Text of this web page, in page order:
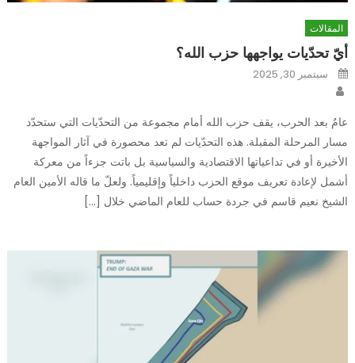
المقالات
أيّ تحدّيات يواجهها حزب الله؟
Posted
onسبتمبر 30, 2025
عامٌ بعد الحرب، يقف حزب الله أمام مجموعة من التحدّيات التي ستحدّد
مسار المرحلة المقبلة. هذه التحدّيات لم تعد محصورة في آثار المواجهة
الأخيرة أو في تداعياتها الاقتصادية والسياسية بل باتت جزءاً من معركة
أشمل لإعادة تعريف موقع الحزب داخلياً وإقليمياً. ولعلّ ما قاله الأمين العام
الشيخ نعيم قاسم في جردة حساب للعام الماضي خلال […]